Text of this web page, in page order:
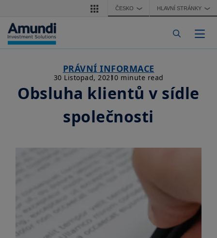
Přejít k hlavnímu obsahu ČESKO ❯ HLAVNÍ STRÁNKY ❯
PRÁVNÍ INFORMACE
30 Listopad, 20210 minute read
Obsluha klientů v sídle
společnosti